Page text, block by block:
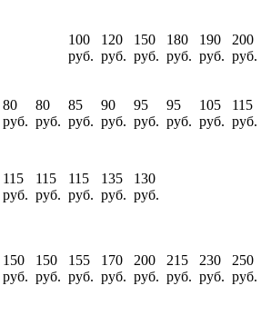
100
руб.
120
руб.
150
руб.
180
руб.
190
руб.
200
руб.
80
руб.
80
руб.
85
руб.
90
руб.
95
руб.
95
руб.
105
руб.
115
руб.
115
руб.
115
руб.
115
руб.
135
руб.
130
руб.
150
руб.
150
руб.
155
руб.
170
руб.
200
руб.
215
руб.
230
руб.
250
руб.